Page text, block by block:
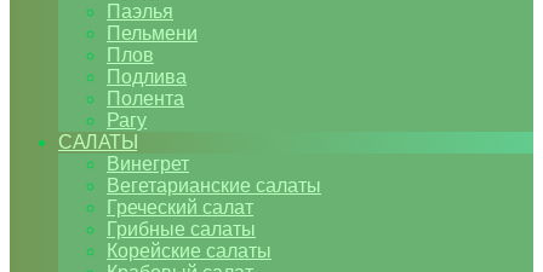
Паэлья
Пельмени
Плов
Подлива
Полента
Рагу
САЛАТЫ
Винегрет
Вегетарианские салаты
Греческий салат
Грибные салаты
Корейские салаты